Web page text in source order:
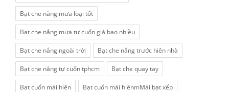
Bạt che nắng mưa loại tốt
Bạt che nắng mưa tự cuốn giá bao nhiều
Bạt che nắng ngoài trời Bạt che nắng trước hiên nhà
Bạt che nắng tự cuốn tphcm Bạt che quay tay
Bạt cuốn mái hiên Bạt cuốn mái hiênmMái bạt xếp